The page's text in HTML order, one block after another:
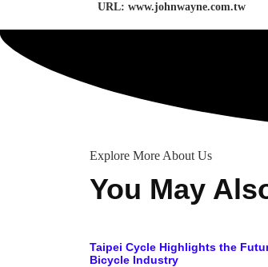
URL: www.johnwayne.com.tw
Explore More About Us
You May
Taipei Cycle Highlights the
Bicycle Industry